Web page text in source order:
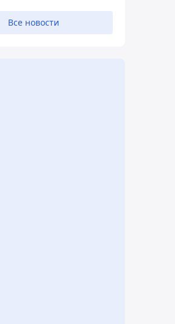
Все новости